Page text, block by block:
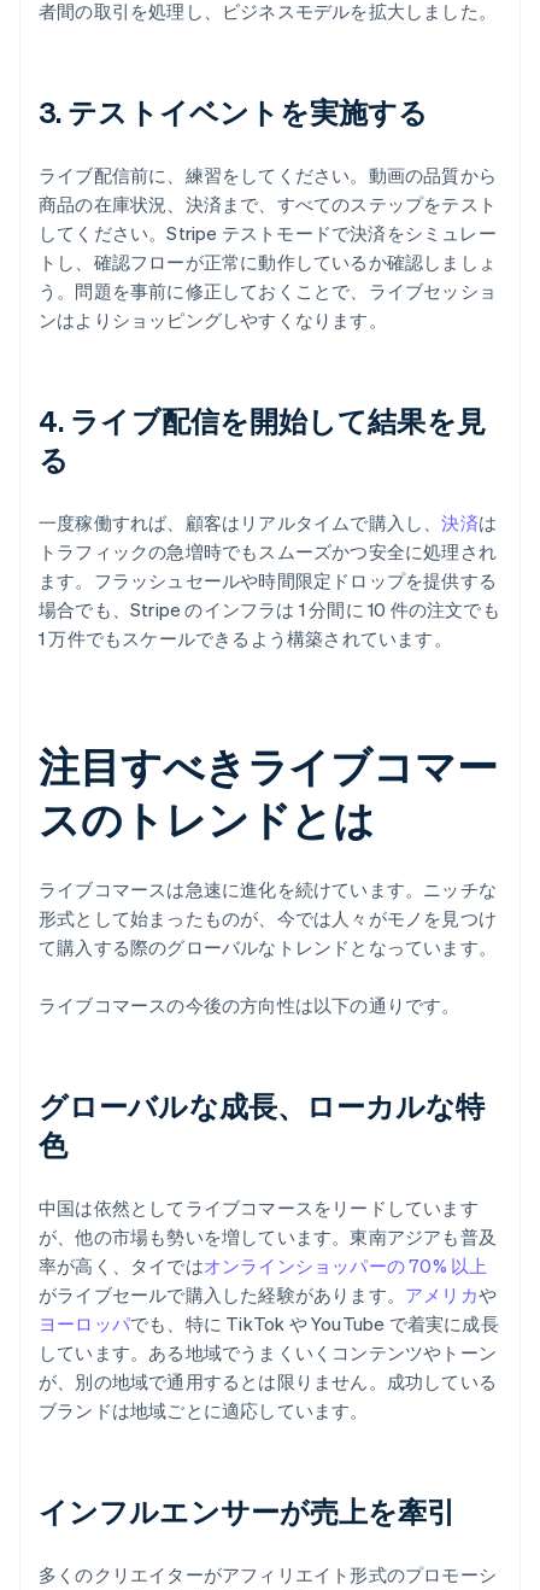
者間の取引を処理し、ビジネスモデルを拡大しました。
3. テストイベントを実施する
ライブ配信前に、練習をしてください。動画の品質から
商品の在庫状況、決済まで、すべてのステップをテスト
してください。Stripe テストモードで決済をシミュレー
トし、確認フローが正常に動作しているか確認しましょ
う。問題を事前に修正しておくことで、ライブセッショ
ンはよりショッピングしやすくなります。
4. ライブ配信を開始して結果を見
る
一度稼働すれば、顧客はリアルタイムで購入し、決済は
トラフィックの急増時でもスムーズかつ安全に処理され
ます。フラッシュセールや時間限定ドロップを提供する
場合でも、Stripe のインフラは 1 分間に 10 件の注文でも
1 万件でもスケールできるよう構築されています。
注目すべきライブコマー
スのトレンドとは
ライブコマースは急速に進化を続けています。ニッチな
形式として始まったものが、今では人々がモノを見つけ
て購入する際のグローバルなトレンドとなっています。
ライブコマースの今後の方向性は以下の通りです。
グローバルな成長、ローカルな特
色
中国は依然としてライブコマースをリードしています
が、他の市場も勢いを増しています。東南アジアも普及
率が高く、タイではオンラインショッパーの 70% 以上
がライブセールで購入した経験があります。 アメリカや
ヨーロッパでも、特に TikTok や YouTube で着実に成長
しています。ある地域でうまくいくコンテンツやトーン
が、別の地域で通用するとは限りません。成功している
ブランドは地域ごとに適応しています。
インフルエンサーが売上を牽引
多くのクリエイターがアフィリエイト形式のプロモーシ